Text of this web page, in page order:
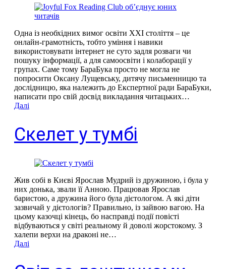
Одна із необхідних вимог освіти ХХІ століття – це
онлайн-грамотність, тобто уміння і навики
використовувати інтернет не суто задля розваги чи
пошуку інформації, а для самоосвіти і колаборації у
групах. Саме тому БараБука просто не могла не
попросити Оксану Лущевську, дитячу письменницю та
дослідницю, яка належить до Експертної ради БараБуки,
написати про свій досвід викладання читацьких…
Далі
Скелет у тумбі
Жив собі в Києві Ярослав Мудрий із дружиною, і була у
них донька, звали її Анною. Працював Ярослав
баристою, а дружина його була дієтологом. А які діти
зазвичай у дієтологів? Правильно, із зайвою вагою. На
цьому казочці кінець, бо насправді події повісті
відбуваються у світі реальному й доволі жорстокому. З
халепи верхи на драконі не…
Далі